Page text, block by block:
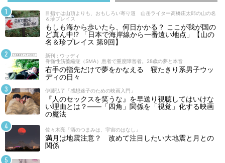
目指すは山頂よりも、おもしろい寄り道 山岳ライター高橋庄太郎の山の名
＆珍プレイス
もしも海から歩いたら、何日かかる？ ここが我が国の
ど真ん中!? 「日本で海岸線から一番遠い地点」【山の
名＆珍プレイス 第9回】
新刊 : ウッディ
脊髄性筋萎縮症（SMA）患者で重度障害者。28歳の夢と本音
右手の指先だけで夢をかなえる 寝たきり系男子ウッ
ディの日々
伊藤弘了「感想迷子のための映画入門」
『人のセックスを笑うな』を早送り視聴してはいけな
い理由とは？――「四角」関係を「視覚」化する映画
の魔法
佐々木亮「酒のつまみは、宇宙のはなし」
満月は地震注意？ 改めて注目したい大地震と月との
関係